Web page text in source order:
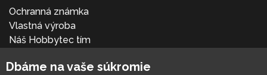
Ochranná známka
Vlastná výroba
Náš Hobbytec tím
Naša história
Dbáme na vaše súkromie